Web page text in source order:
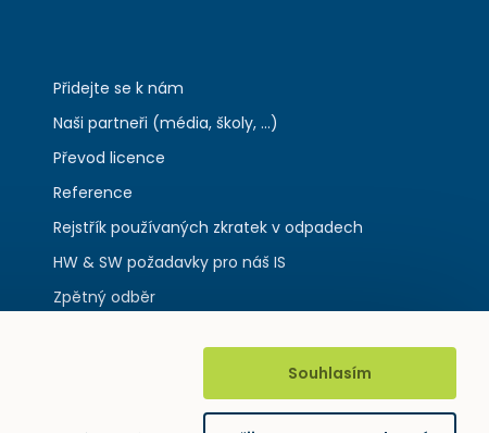
Přidejte se k nám
Naši partneři (média, školy, ...)
Převod licence
Reference
Rejstřík používaných zkratek v odpadech
HW & SW požadavky pro náš IS
Zpětný odběr
Souhlasím